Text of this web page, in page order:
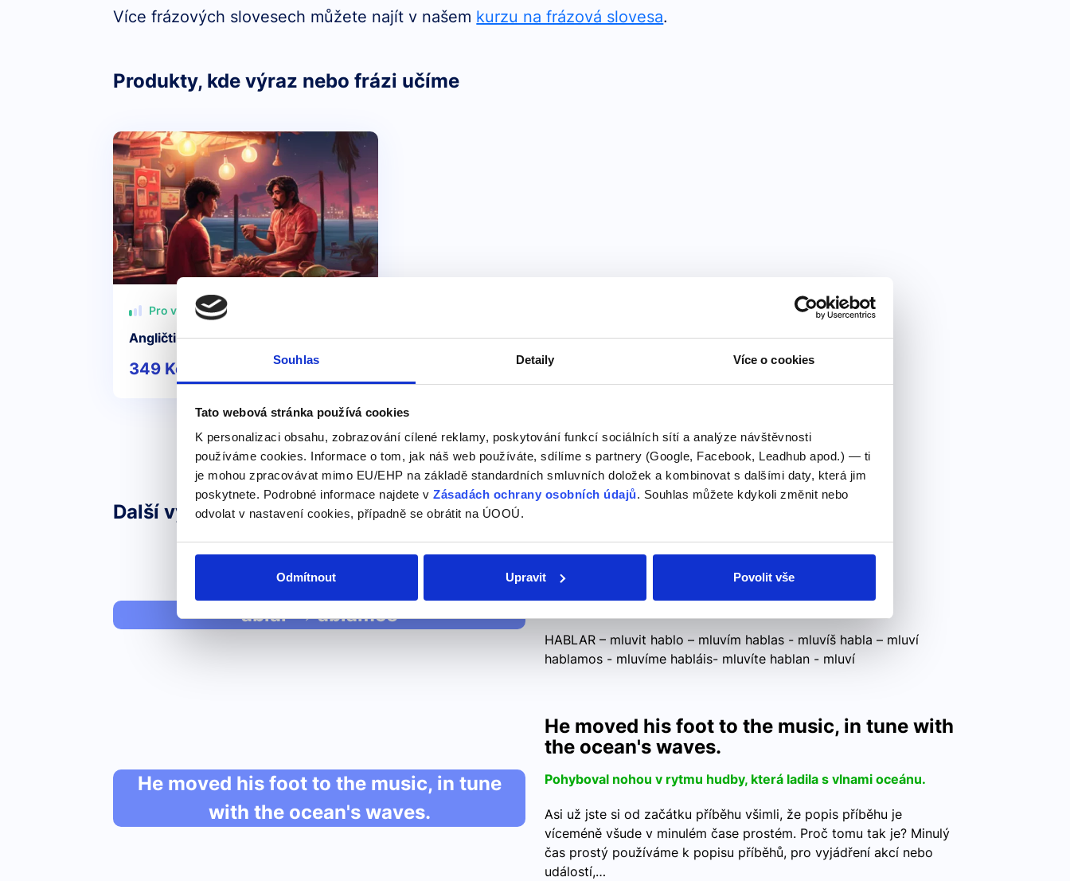
Souhlas Detaily Více o cookies
Tato webová stránka používá cookies
K personalizaci obsahu, zobrazování cílené reklamy, poskytování funkcí sociálních sítí a analýze návštěvnosti
používáme cookies. Informace o tom, jak náš web používáte, sdílíme s partnery (Google, Facebook, Leadhub apod.) — ti
je mohou zpracovávat mimo EU/EHP na základě standardních smluvních doložek a kombinovat s dalšími daty, která jim
poskytnete. Podrobné informace najdete v Zásadách ochrany osobních údajů. Souhlas můžete kdykoli změnit nebo
odvolat v nastavení cookies, případně se obrátit na ÚOOÚ.
Odmítnout Upravit Povolit vše
Více frázových slovesech můžete najít v našem kurzu na frázová slovesa.
Produkty, kde výraz nebo frázi učíme
Pro všechny
Angličtina v restauraci a baru
349 Kč Detail
Další výrazy nebo fráze v této kategorii našeho slovníku
"ablar → ablamos"
"ablar → ablamos"
Mluvit -->
HABLAR – mluvit hablo – mluvím hablas - mluvíš habla – mluví
hablamos - mluvíme habláis- mluvíte hablan - mluví
He moved his foot to the music, in tune
with the ocean's waves.
He moved his foot to the music, in tune with
the ocean's waves.
Pohyboval nohou v rytmu hudby, která ladila s vlnami oceánu.
Asi už jste si od začátku příběhu všimli, že popis příběhu je
víceméně všude v minulém čase prostém. Proč tomu tak je? Minulý
čas prostý používáme k popisu příběhů, pro vyjádření akcí nebo
událostí,…